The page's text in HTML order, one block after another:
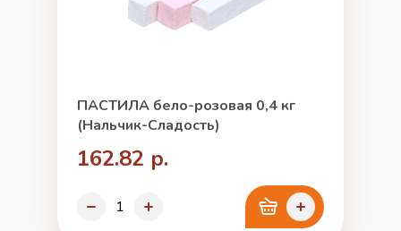
ПАСТИЛА бело-розовая 0,4 кг
(Нальчик-Сладость)
162.82 р.